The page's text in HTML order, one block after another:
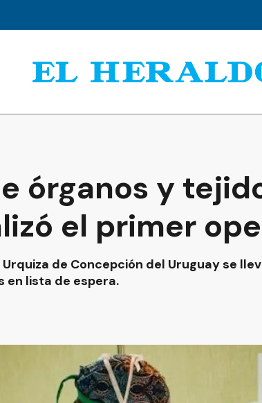
órganos y
el primer
de Concepción del Uruguay se
en lista de espera.